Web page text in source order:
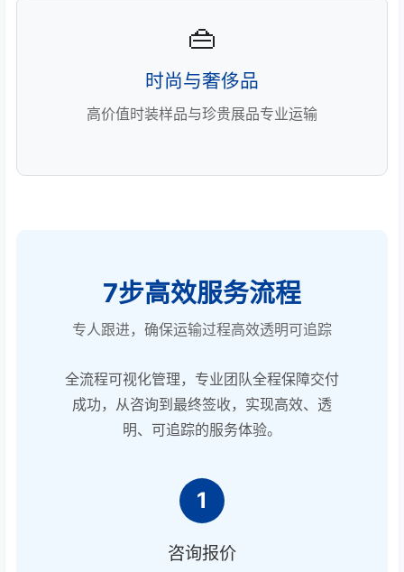
👜
时尚与奢侈品
高价值时装样品与珍贵展品专业运输
7步高效服务流程
专人跟进，确保运输过程高效透明可追踪
全流程可视化管理，专业团队全程保障交付
成功，从咨询到最终签收，实现高效、透
明、可追踪的服务体验。
1
咨询报价